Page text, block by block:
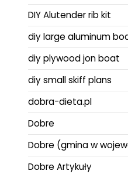
DIY Alutender rib kit
diy large aluminum
diy plywood jon boat
diy small skiff plans
dobra-dieta.pl
Dobre
Dobre (gmina w
Dobre Artykuły